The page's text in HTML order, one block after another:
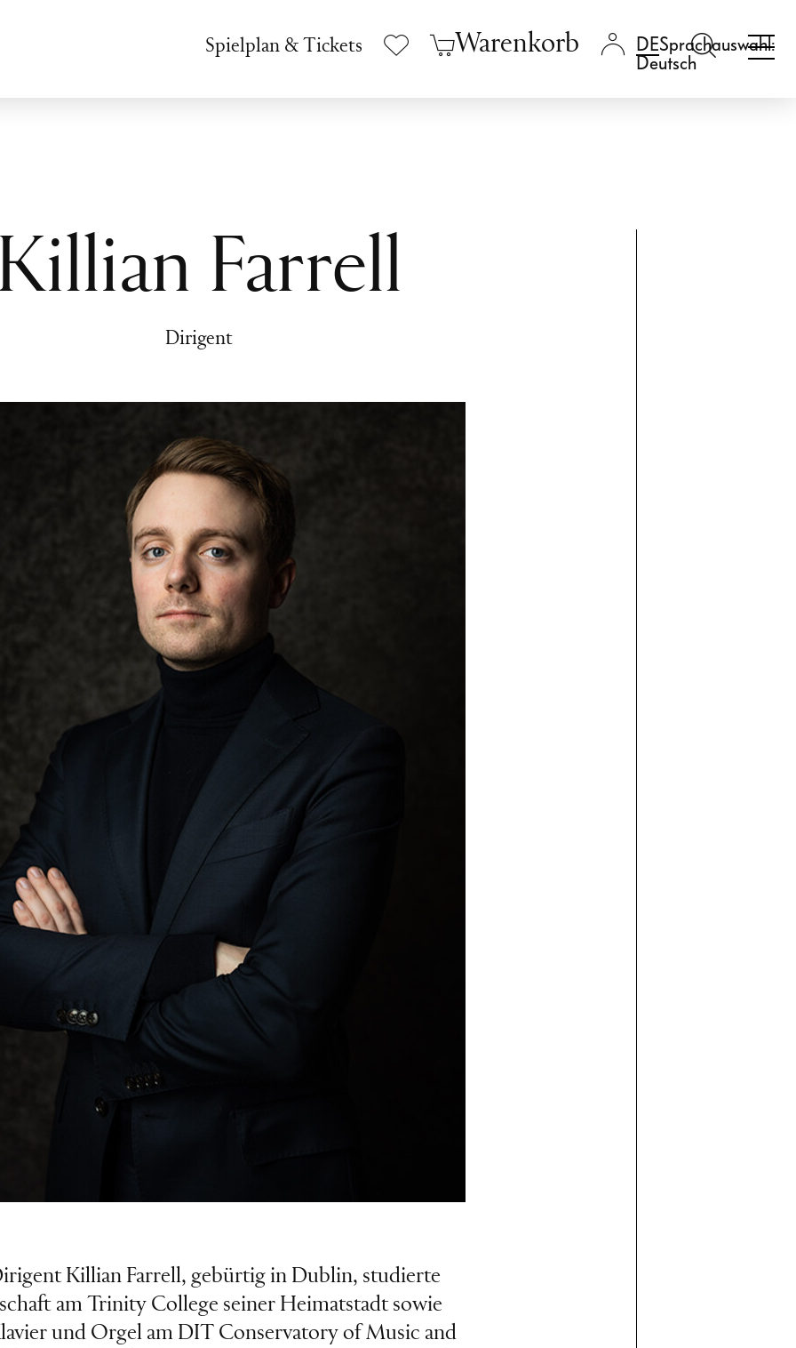
Spielplan & Tickets Warenkorb
Sprachauswahl:
Deutsch
Farrell
Dirigent
Killian Farrell, gebürtig in Dublin, studierte
am Trinity College seiner Heimatstadt sowie
und Orgel am DIT Conservatory of Music and